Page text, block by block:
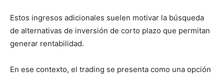
Estos ingresos adicionales suelen motivar la búsqueda
de alternativas de inversión de corto plazo que permitan
generar rentabilidad.
En ese contexto, el trading se presenta como una opción